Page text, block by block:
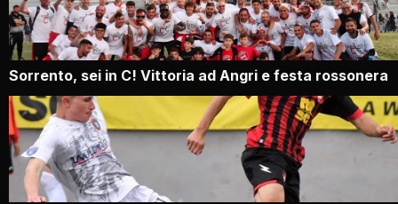
Sorrento, sei in C! Vittoria ad Angri e festa rossonera